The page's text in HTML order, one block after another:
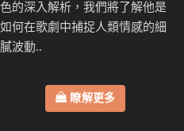
色的深入解析，我們將了解他是
如何在歌劇中捕捉人類情感的細
膩波動..
瞭解更多